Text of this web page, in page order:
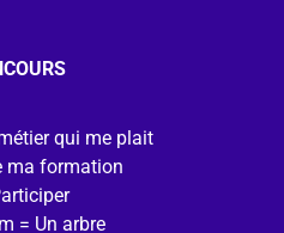
qui me plait
ma formation
= Un arbre